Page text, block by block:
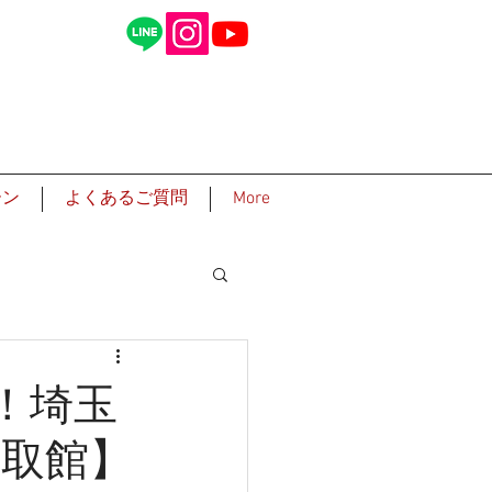
よくあるご質問 More
埼玉
館】